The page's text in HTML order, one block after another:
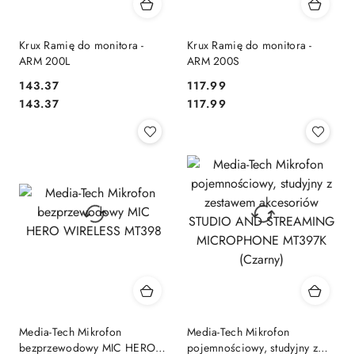
Krux Ramię do monitora -
ARM 200L
Cena:
143.37
Cena:
143.37
Krux Ramię do monitora -
ARM 200S
Cena:
117.99
Cena:
117.99
Media-Tech Mikrofon
bezprzewodowy MIC HERO
Media-Tech Mikrofon
pojemnościowy, studyjny z